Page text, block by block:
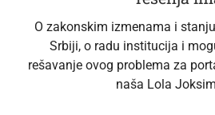
O zakonskim izmenama i
Srbiji, o radu institucija i
rešavanje ovog problema za
naša Lola